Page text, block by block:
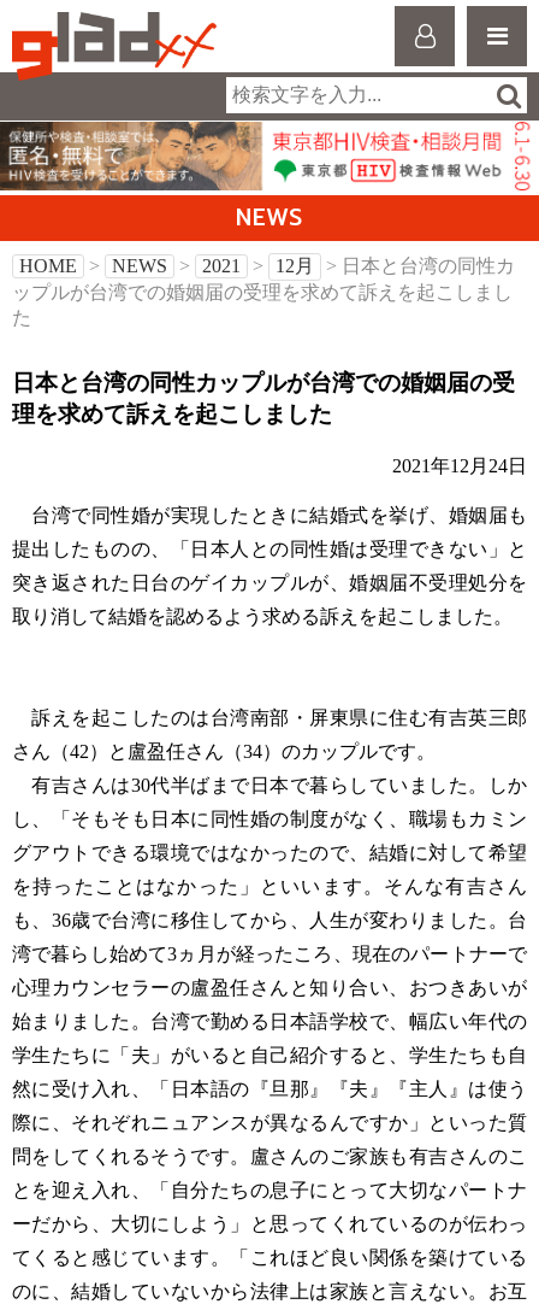
NEWS
HOME > NEWS > 2021 > 12月
> 日本と台湾の同性カ
ップルが台湾での婚姻届の受理を求めて訴えを起こしまし
た
日本と台湾の同性カップルが台湾での婚姻届の受
理を求めて訴えを起こしました
2021年12月24日
台湾で同性婚が実現したときに結婚式を挙げ、婚姻届も
提出したものの、「日本人との同性婚は受理できない」と
突き返された日台のゲイカップルが、婚姻届不受理処分を
取り消して結婚を認めるよう求める訴えを起こしました。
訴えを起こしたのは台湾南部・屏東県に住む有吉英三郎
さん（42）と盧盈任さん（34）のカップルです。
有吉さんは30代半ばまで日本で暮らしていました。しか
し、「そもそも日本に同性婚の制度がなく、職場もカミン
グアウトできる環境ではなかったので、結婚に対して希望
を持ったことはなかった」といいます。そんな有吉さん
も、36歳で台湾に移住してから、人生が変わりました。台
湾で暮らし始めて3ヵ月が経ったころ、現在のパートナーで
心理カウンセラーの盧盈任さんと知り合い、おつきあいが
始まりました。台湾で勤める日本語学校で、幅広い年代の
学生たちに「夫」がいると自己紹介すると、学生たちも自
然に受け入れ、「日本語の『旦那』『夫』『主人』は使う
際に、それぞれニュアンスが異なるんですか」といった質
問をしてくれるそうです。盧さんのご家族も有吉さんのこ
とを迎え入れ、「自分たちの息子にとって大切なパートナ
ーだから、大切にしよう」と思ってくれているのが伝わっ
てくると感じています。「これほど良い関係を築けている
のに、結婚していないから法律上は家族と言えない。お互